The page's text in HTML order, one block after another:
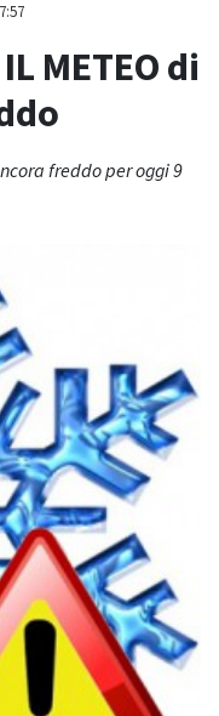
METEO di
freddo per oggi 9